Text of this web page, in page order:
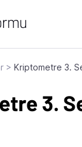
> Kriptometre 3.
3.